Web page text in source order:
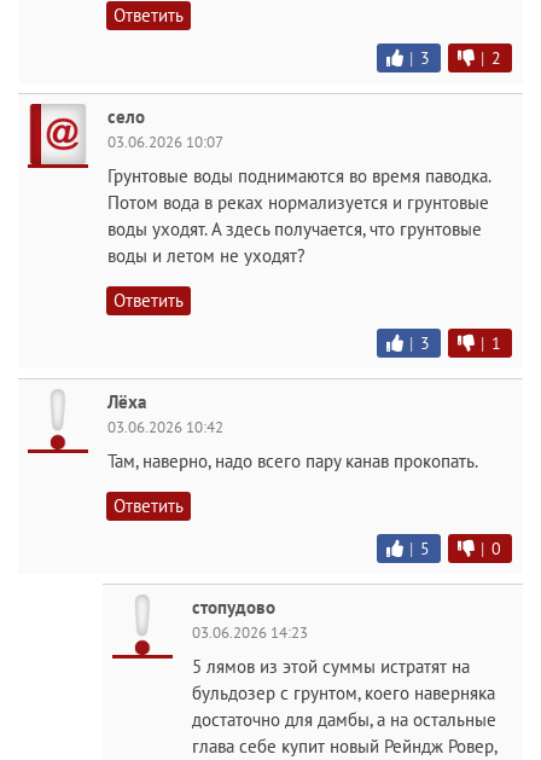
Ответить
| 3 | 2
село
03.06.2026 10:07
Грунтовые воды поднимаются во время паводка.
Потом вода в реках нормализуется и грунтовые
воды уходят. А здесь получается, что грунтовые
воды и летом не уходят?
Ответить
| 3 | 1
Лёха
03.06.2026 10:42
Там, наверно, надо всего пару канав прокопать.
Ответить
| 5 | 0
стопудово
03.06.2026 14:23
5 лямов из этой суммы истратят на
бульдозер с грунтом, коего наверняка
достаточно для дамбы, а на остальные
глава себе купит новый Рейндж Ровер,